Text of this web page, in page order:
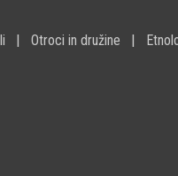
Otroci in družine